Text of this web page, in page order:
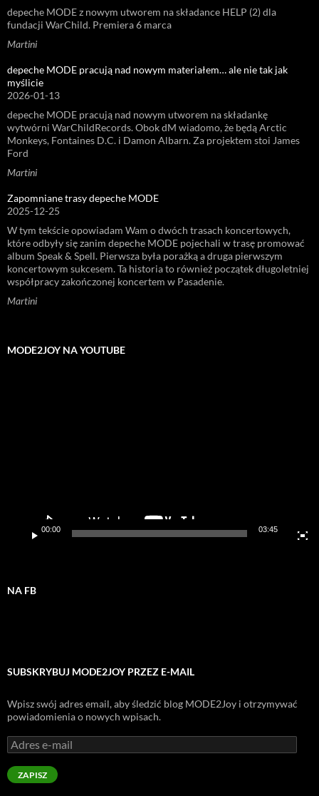
depeche MODE z nowym utworem na składance HELP (2) dla
fundacji WarChild. Premiera 6 marca
Martini
depeche MODE pracują nad nowym materiałem… ale nie tak jak
myślicie
2026-01-13
depeche MODE pracują nad nowym utworem na składankę
wytwórni WarChildRecords. Obok dM wiadomo, że będą Arctic
Monkeys, Fontaines D.C. i Damon Albarn. Za projektem stoi James
Ford
Martini
Zapomniane trasy depeche MODE
2025-12-25
W tym tekście opowiadam Wam o dwóch trasach koncertowych,
które odbyły się zanim depeche MODE pojechali w trasę promować
album Speak & Spell. Pierwsza była porażką a druga pierwszym
koncertowym sukcesem. Ta historia to również początek długoletniej
współpracy zakończonej koncertem w Pasadenie.
Martini
MODE2JOY NA YOUTUBE
00:00 03:45
NA FB
SUBSKRYBUJ MODE2JOY PRZEZ E-MAIL
Wpisz swój adres email, aby śledzić blog MODE2Joy i otrzymywać
powiadomienia o nowych wpisach.
Adres
e-
mail
ZAPISZ